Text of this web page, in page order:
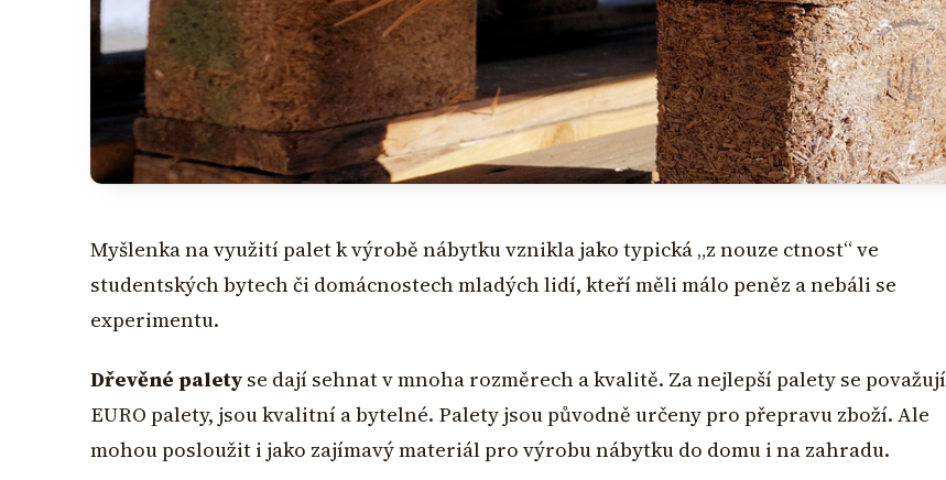
Myšlenka na využití palet k výrobě nábytku vznikla jako typická „z nouze ctnost“ ve
studentských bytech či domácnostech mladých lidí, kteří měli málo peněz a nebáli se
experimentu.
Dřevěné palety se dají sehnat v mnoha rozměrech a kvalitě. Za nejlepší palety se považují
EURO palety, jsou kvalitní a bytelné. Palety jsou původně určeny pro přepravu zboží. Ale
mohou posloužit i jako zajímavý materiál pro výrobu nábytku do domu i na zahradu.